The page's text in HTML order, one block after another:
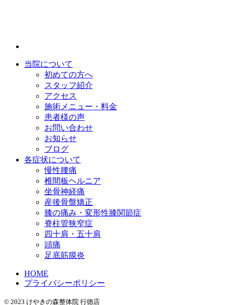
当院について
初めての方へ
スタッフ紹介
アクセス
施術メニュー・料金
患者様の声
お問い合わせ
お知らせ
ブログ
各症状について
慢性腰痛
椎間板ヘルニア
坐骨神経痛
産後骨盤矯正
膝の痛み・変形性膝関節症
脊柱管狭窄症
四十肩・五十肩
頭痛
足底筋膜炎
HOME
プライバシーポリシー
© 2023 けやきの森整体院 行徳店